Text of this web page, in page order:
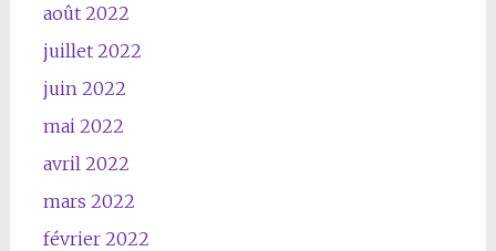
août 2022
juillet 2022
juin 2022
mai 2022
avril 2022
mars 2022
février 2022